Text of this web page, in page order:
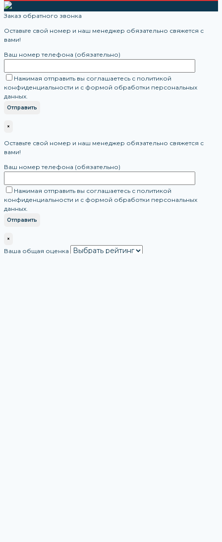
Заказ обратного звонка
Оставьте свой номер и наш менеджер обязательно свяжется с
вами!
Ваш номер телефона (обязательно)
Нажимая отправить вы соглашаетесь с политикой
конфиденциальности и с формой обработки персональных
данных.
×
Оставьте свой номер и наш менеджер обязательно свяжется с
вами!
Ваш номер телефона (обязательно)
Нажимая отправить вы соглашаетесь с политикой
конфиденциальности и с формой обработки персональных
данных.
×
Ваша общая оценка